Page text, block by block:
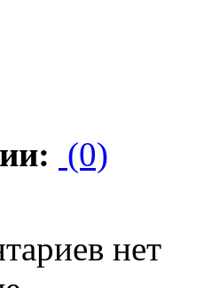
(0)
нет